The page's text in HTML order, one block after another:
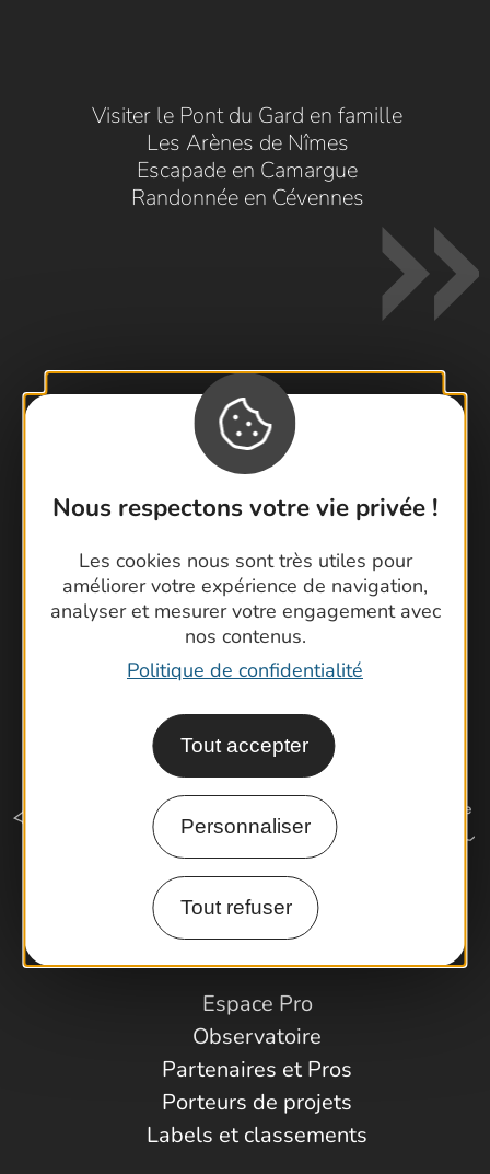
Nous respectons votre vie privée !
Les cookies nous sont très utiles pour
améliorer votre expérience de navigation,
analyser et mesurer votre engagement avec
nos contenus.
Politique de confidentialité
Tout accepter
Personnaliser
Tout refuser
Visiter le Pont du Gard en famille
Les Arènes de Nîmes
Escapade en Camargue
Randonnée en Cévennes
Contactez-nous !
Foire aux questions
Cartoguides et Topoguides
Latitude Gard
Comment venir ?
Espace Pro
Observatoire
Partenaires et Pros
Porteurs de projets
Labels et classements